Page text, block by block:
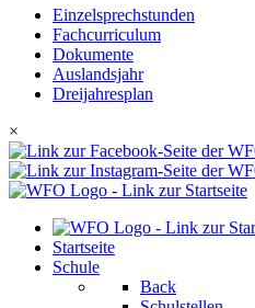
Einzelsprechstunden
Fachcurriculum
Dokumente
Auslandsjahr
Dreijahresplan
×
Startseite
Schule
Back